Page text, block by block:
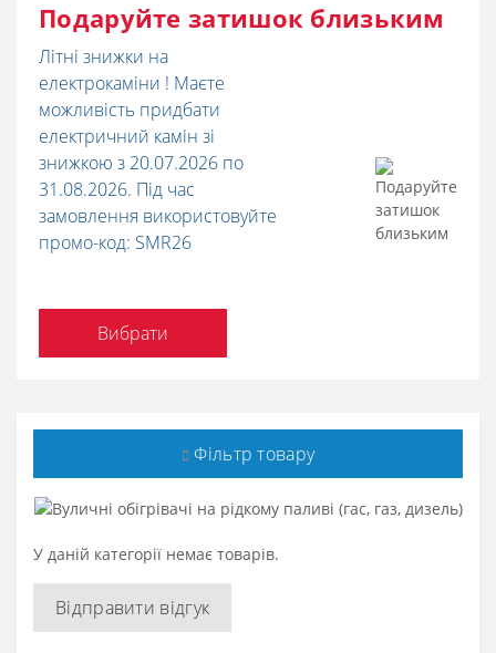
Подаруйте затишок близьким
Літні знижки на
електрокаміни ! Маєте
можливість придбати
електричний камін зі
знижкою з 20.07.2026 по
31.08.2026. Під час
замовлення використовуйте
промо-код: SMR26
Вибрати
Фільтр товару
У даній категорії немає товарів.
Відправити відгук